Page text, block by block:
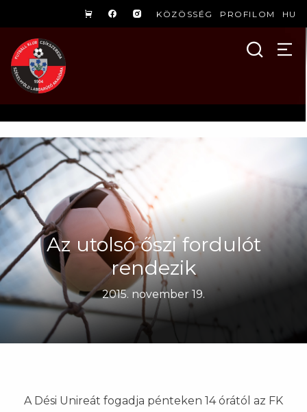
KÖZÖSSÉG PROFILOM HU
Az utolsó őszi fordulót
rendezik
2015. november 19.
A Dési Unireát fogadja pénteken 14 órától az FK